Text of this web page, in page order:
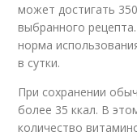
может достигать
выбранного
норма
в сутки.
При сохранении
более 35 ккал. В
количество